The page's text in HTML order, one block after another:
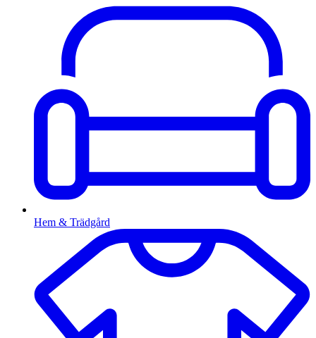
Hem & Trädgård